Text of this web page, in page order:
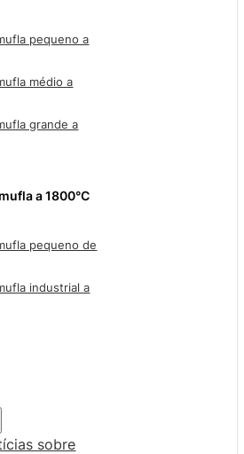
pequeno a
médio a
grande a
a 1800°C
pequeno de
industrial a
sobre